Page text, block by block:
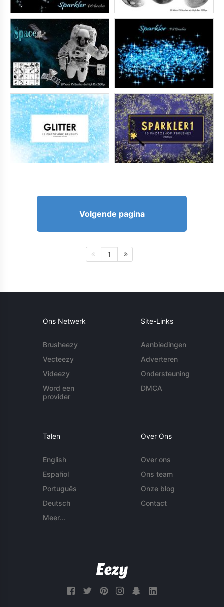
Volgende pagina
1
Ons Netwerk
Brusheezy
Vecteezy
Videezy
Word een
provider
Site-Links
Aanbiedingen
Adverteren
Ondersteuning
DMCA
Talen
English
Español
Português
Deutsch
Meer...
Over Ons
Over ons
Ons team
Onze blog
Contact